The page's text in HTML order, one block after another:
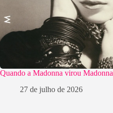
Quando a Madonna virou Madonna
27 de julho de 2026